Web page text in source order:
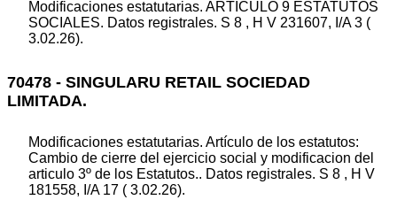
Modificaciones estatutarias. ARTICULO 9 ESTATUTOS
SOCIALES. Datos registrales. S 8 , H V 231607, I/A 3 (
3.02.26).
70478 - SINGULARU RETAIL SOCIEDAD
LIMITADA.
Modificaciones estatutarias. Artículo de los estatutos:
Cambio de cierre del ejercicio social y modificacion del
articulo 3º de los Estatutos.. Datos registrales. S 8 , H V
181558, I/A 17 ( 3.02.26).